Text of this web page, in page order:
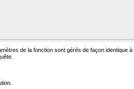
de la fonction sont gérés de façon identique à